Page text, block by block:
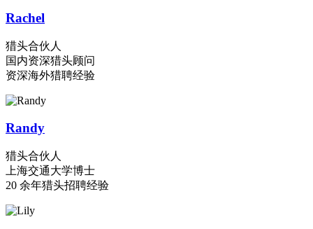
Rachel
猎头合伙人
国内资深猎头顾问
资深海外猎聘经验
Randy
猎头合伙人
上海交通大学博士
20 余年猎头招聘经验